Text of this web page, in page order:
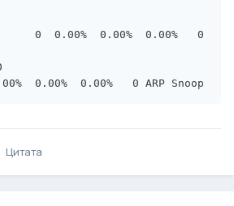
0  0.00%  0.00%  0.00%   0
0
0.00%  0.00%   0 ARP Snoop
Цитата